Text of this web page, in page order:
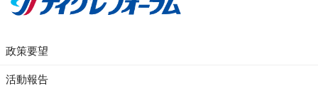
政策要望
活動報告